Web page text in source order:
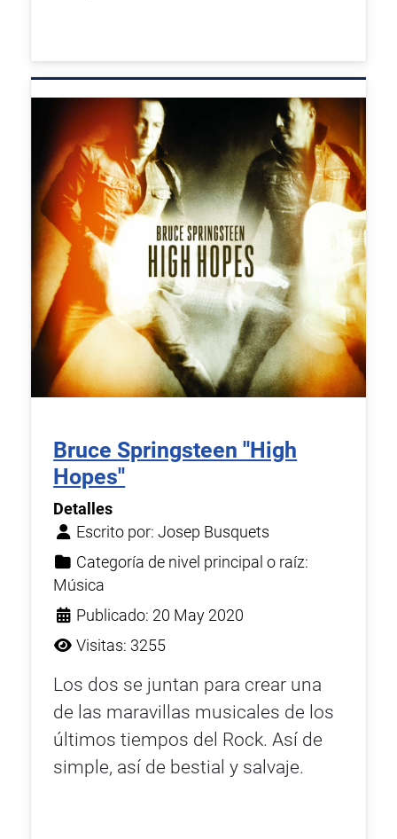
Bruce Springsteen ''High
Hopes''
Detalles
Escrito por:Josep Busquets
Categoría de nivel principal o raíz:
Música
Publicado: 20 May 2020
Visitas: 3255
Los dos se juntan para crear una
de las maravillas musicales de los
últimos tiempos del Rock. Así de
simple, así de bestial y salvaje.